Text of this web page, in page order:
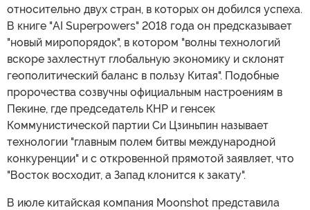
относительно двух стран, в которых он добился успеха.
В книге "AI Superpowers" 2018 года он предсказывает
"новый миропорядок", в котором "волны технологий
вскоре захлестнут глобальную экономику и склонят
геополитический баланс в пользу Китая". Подобные
пророчества созвучны официальным настроениям в
Пекине, где председатель КНР и генсек
Коммунистической партии Си Цзиньпин называет
технологии "главным полем битвы международной
конкуренции" и с откровенной прямотой заявляет, что
"Восток восходит, а Запад клонится к закату".
В июле китайская компания Moonshot представила